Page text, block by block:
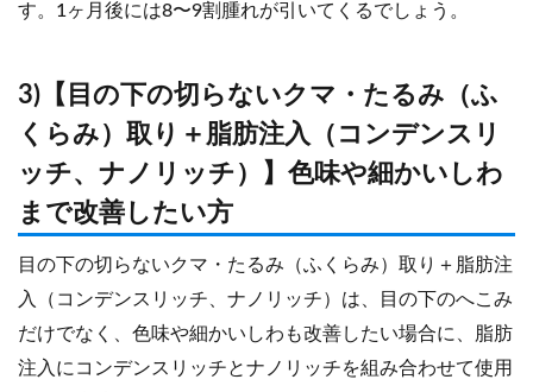
す。1ヶ月後には8〜9割腫れが引いてくるでしょう。
3)【目の下の切らないクマ・たるみ（ふ
くらみ）取り＋脂肪注入（コンデンスリ
ッチ、ナノリッチ）】色味や細かいしわ
まで改善したい方
目の下の切らないクマ・たるみ（ふくらみ）取り＋脂肪注
入（コンデンスリッチ、ナノリッチ）は、目の下のへこみ
だけでなく、色味や細かいしわも改善したい場合に、脂肪
注入にコンデンスリッチとナノリッチを組み合わせて使用